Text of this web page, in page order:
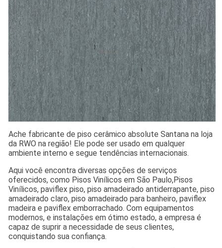
Ache fabricante de piso cerâmico absolute Santana na loja
da RWO na região! Ele pode ser usado em qualquer
ambiente interno e segue tendências internacionais.
Aqui você encontra diversas opções de serviços
oferecidos, como Pisos Vinílicos em São Paulo,Pisos
Vinílicos, paviflex piso, piso amadeirado antiderrapante, piso
amadeirado claro, piso amadeirado para banheiro, paviflex
madeira e paviflex emborrachado. Com equipamentos
modernos, e instalações em ótimo estado, a empresa é
capaz de suprir a necessidade de seus clientes,
conquistando sua confiança.